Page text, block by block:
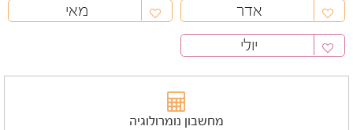
אדר
מאי
יולי
מחשבון נומרולוגיה